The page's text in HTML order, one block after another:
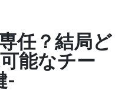
任？結局ど
能なチー
-